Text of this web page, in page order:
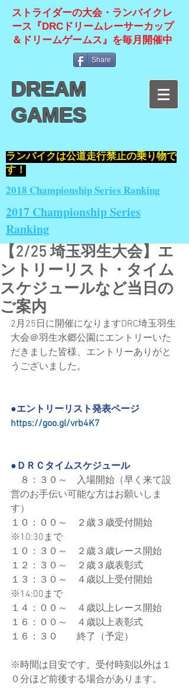
ストライダーの大会・ランバイクレ
ース『DRCドリームレーサーカップ
＆ドリームゲームス』を毎月開催中
Share
DREAM
GAMES
​ランバイクは公道走行禁止の乗り物で
す！
2018 Championship Series Ranking
2017 Championship Series
Ranking
【2/25 埼玉羽生大会】エ
ントリーリスト・タイム
スケジュールなど当日の
ご案内
2月25日に開催になりますDRC埼玉羽生
大会＠羽生水郷公園にエントリーいた
だきました皆様、エントリーありがと
うございました。
●エントリーリスト発表ページ
https://goo.gl/vrb4K7
●ＤＲＣタイムスケジュール
８：３０～　入場開始（早く来て設
営のお手伝い可能な方はお願いしま
す）
１０：００～　２歳３歳受付開始
※10:30まで
１０：３０～　２歳３歳レース開始
１２：３０～　２歳３歳表彰式
１３：３０～　４歳以上受付開始
※14:00まで
１４：００～　４歳以上レース開始
１６：００～　４歳以上表彰式
１６：３０　　終了（予定）
※時間は目安です。受付時刻以外は１
０分ほど前後する場合があります。